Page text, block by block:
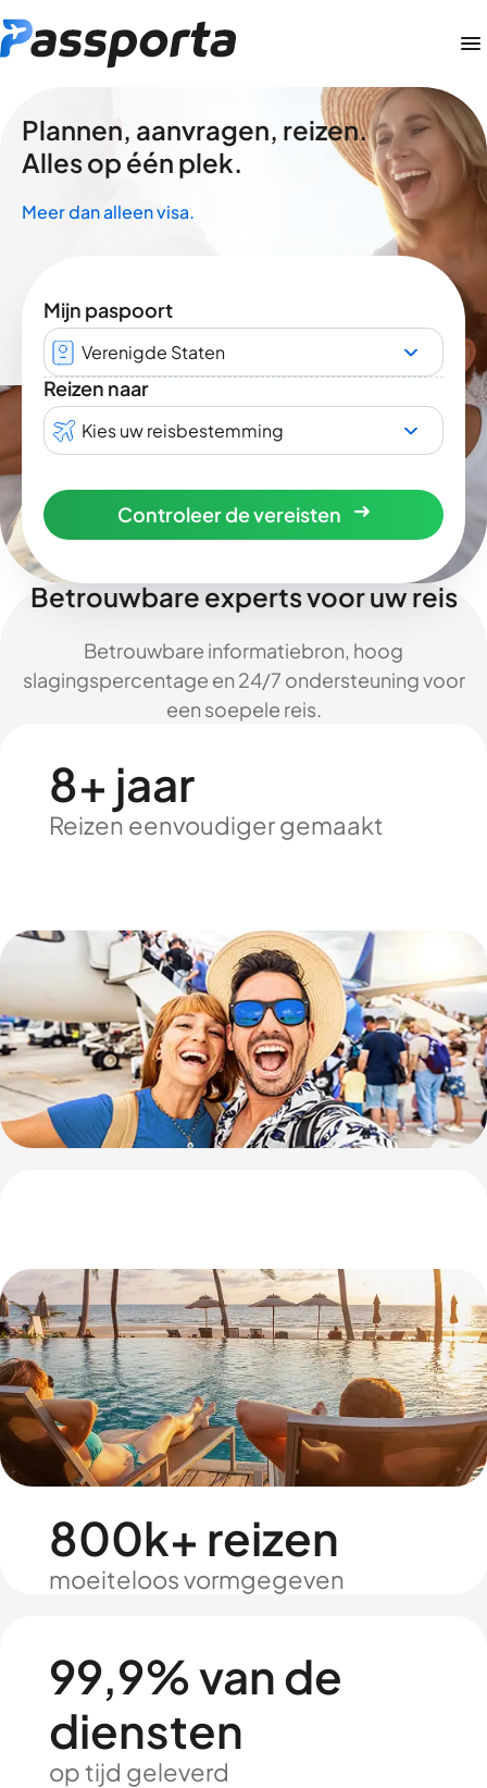
Plannen, aanvragen, reizen.
Alles op één plek.
Meer dan alleen visa.
Mijn paspoort
Verenigde Staten
Reizen naar
Kies uw reisbestemming
Controleer de vereisten
Betrouwbare experts voor uw reis
Betrouwbare informatiebron, hoog
slagingspercentage en 24/7 ondersteuning voor
een soepele reis.
8+ jaar
Reizen eenvoudiger gemaakt
800k+ reizen
moeiteloos vormgegeven
99,9% van de
diensten
op tijd geleverd